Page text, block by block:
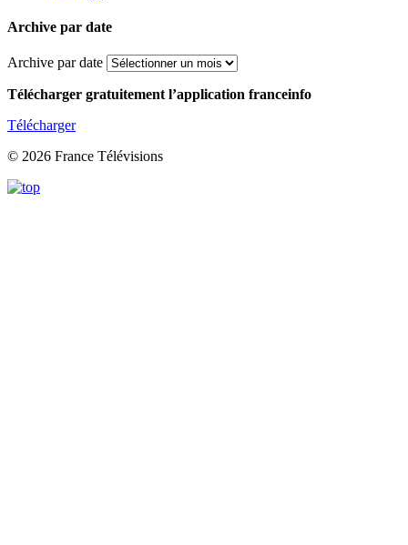
Archive par date
Archive par date
Télécharger gratuitement l’application franceinfo
Télécharger
© 2026 France Télévisions